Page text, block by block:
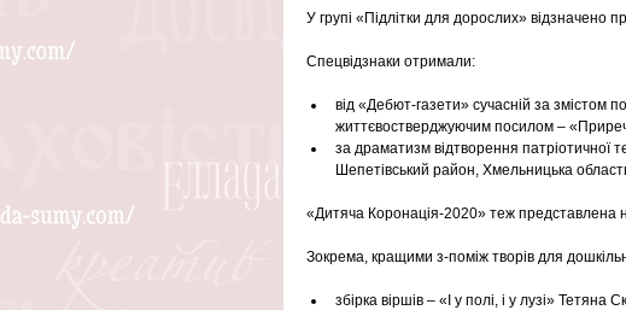
У групі «Підлітки для дорослих» відзначено
Спецвідзнаки отримали:
від «Дебют-газети» сучасній за змістом
життєвостверджуючим посилом –
за драматизм відтворення патріотичної
Шепетівський район, Хмельницька
«Дитяча Коронація-2020» теж представлена
Зокрема, кращими з-поміж творів для
збірка віршів – «І у полі, і у лузі» Тетяна